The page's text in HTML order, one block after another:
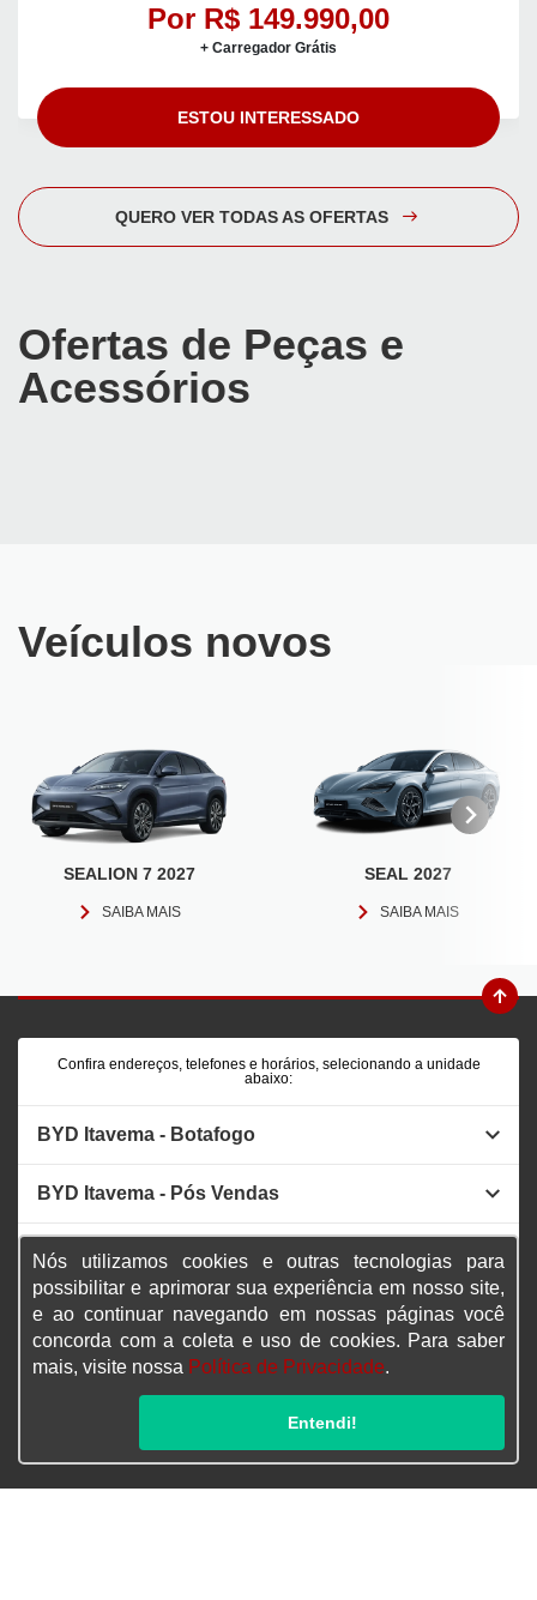
Por R$ 149.990,00
+ Carregador Grátis
ESTOU INTERESSADO
QUERO VER TODAS AS OFERTAS
Ofertas de Peças e
Acessórios
Veículos novos
SEALION 7 2027
SAIBA MAIS
SEAL 2027
SAIBA MAIS
Confira endereços, telefones e horários, selecionando a unidade
abaixo:
BYD Itavema - Botafogo
BYD Itavema - Pós Vendas
BYD Itavema - Barra da Tijuca
BYD Itavema - Nova Iguaçu
BYD Itavema - Recreio
BYD Itavema - São Conrado
Nós utilizamos cookies e outras tecnologias para
possibilitar e aprimorar sua experiência em nosso site,
e ao continuar navegando em nossas páginas você
concorda com a coleta e uso de cookies. Para saber
mais, visite nossa Política de Privacidade.
Entendi!